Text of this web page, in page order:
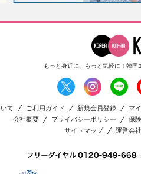
もっと身近に、もっと気軽に！ 韓国
て ご利用ガイド 新規会員登録 マ
会社概要
プライバシーポリシー 保
サイトマップ
運営会